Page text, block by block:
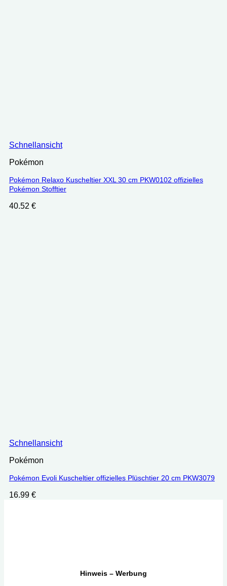
Schnellansicht
Pokémon
Pokémon Relaxo Kuscheltier XXL 30 cm PKW0102 offizielles
Pokémon Stofftier
40.52 €
Schnellansicht
Pokémon
Pokémon Evoli Kuscheltier offizielles Plüschtier 20 cm PKW3079
16.99 €
Hinweis – Werbung